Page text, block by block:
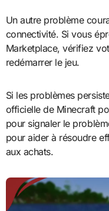
Un autre problème
connectivité. Si vous
Marketplace, vérifiez
redémarrer le jeu.
Si les problèmes
officielle de Minecraft
pour signaler le
pour aider à résoudre
aux achats.